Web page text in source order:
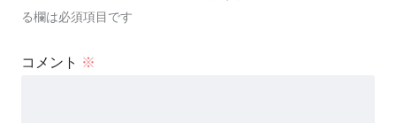
る欄は必須項目です
コメント ※